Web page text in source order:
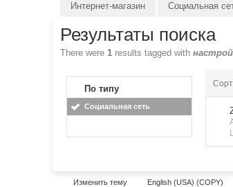
Интернет-магазин Социальная
Результаты поиска
There were1 results tagged with
По типу
Социальная сеть
Изменить тему English (USA) (COPY)